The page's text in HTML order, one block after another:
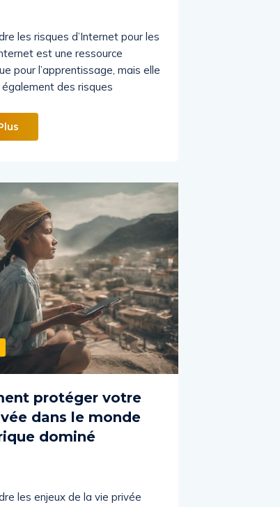
les risques d’Internet pour les
est une ressource
pour l’apprentissage, mais elle
des risques
protéger votre
dans le monde
dominé
les enjeux de la vie privée